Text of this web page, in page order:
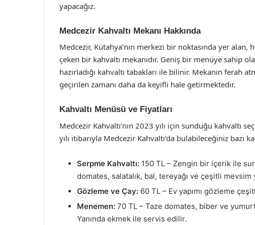
yapacağız.
Medcezir Kahvaltı Mekanı Hakkında
Medcezir, Kütahya’nın merkezi bir noktasında yer
çeken bir kahvaltı mekanıdır. Geniş bir menüye sahip
hazırladığı kahvaltı tabakları ile bilinir. Mekanın ferah
geçirilen zamanı daha da keyifli hale getirmektedir.
Kahvaltı Menüsü ve Fiyatları
Medcezir Kahvaltı’nın 2023 yılı için sunduğu kahvaltı
yılı itibarıyla Medcezir Kahvaltı’da bulabileceğiniz bazı
Serpme Kahvaltı: 150 TL – Zengin bir içerik ile
domates, salatalık, bal, tereyağı ve çeşitli
Gözleme ve Çay: 60 TL – Ev yapımı gözleme
Menemen: 70 TL – Taze domates, biber ve
Yanında ekmek ile servis edilir.